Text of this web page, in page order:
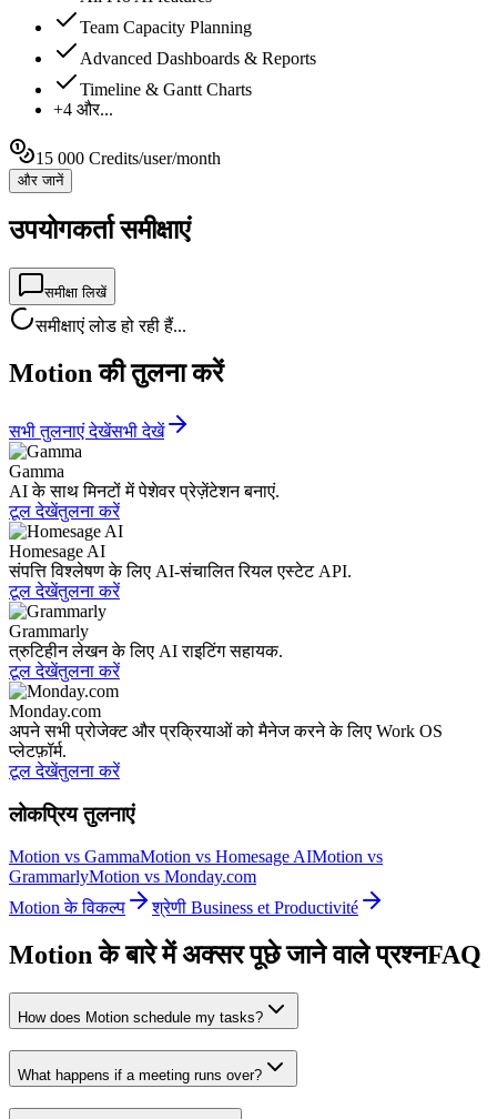
Team Capacity Planning
Advanced Dashboards & Reports
Timeline & Gantt Charts
+4 और...
15 000 Credits/user/month
और जानें
उपयोगकर्ता समीक्षाएं
समीक्षा लिखें
समीक्षाएं लोड हो रही हैं...
Motion की तुलना करें
सभी तुलनाएं देखेंसभी देखें
Gamma
AI के साथ मिनटों में पेशेवर प्रेज़ेंटेशन बनाएं.
टूल देखेंतुलना करें
Homesage AI
संपत्ति विश्लेषण के लिए AI-संचालित रियल एस्टेट API.
टूल देखेंतुलना करें
Grammarly
त्रुटिहीन लेखन के लिए AI राइटिंग सहायक.
टूल देखेंतुलना करें
Monday.com
अपने सभी प्रोजेक्ट और प्रक्रियाओं को मैनेज करने के लिए Work OS
प्लेटफ़ॉर्म.
टूल देखेंतुलना करें
लोकप्रिय तुलनाएं
Motion vs GammaMotion vs Homesage AIMotion vs
GrammarlyMotion vs Monday.com
Motion के विकल्प
श्रेणी Business et Productivité
Motion के बारे में अक्सर पूछे जाने वाले प्रश्नFAQ
How does Motion schedule my tasks?
What happens if a meeting runs over?